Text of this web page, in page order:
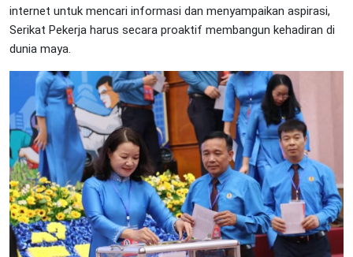
internet untuk mencari informasi dan menyampaikan aspirasi,
Serikat Pekerja harus secara proaktif membangun kehadiran di
dunia maya.